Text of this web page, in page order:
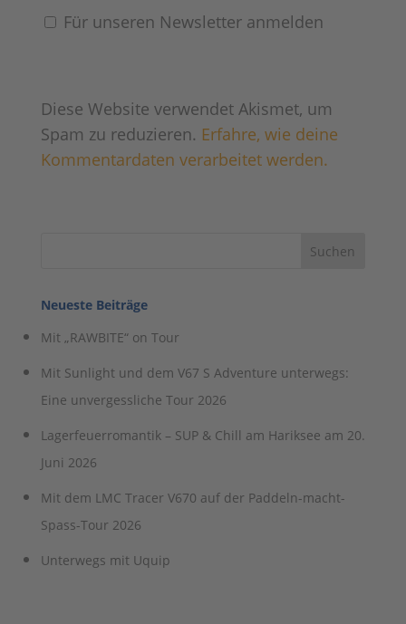
Für unseren Newsletter anmelden
Diese Website verwendet Akismet, um
Spam zu reduzieren. Erfahre, wie deine
Kommentardaten verarbeitet werden.
Neueste Beiträge
Mit „RAWBITE“ on Tour
Mit Sunlight und dem V67 S Adventure unterwegs:
Eine unvergessliche Tour 2026
Lagerfeuerromantik – SUP & Chill am Hariksee am 20.
Juni 2026
Mit dem LMC Tracer V670 auf der Paddeln-macht-
Spass-Tour 2026
Unterwegs mit Uquip